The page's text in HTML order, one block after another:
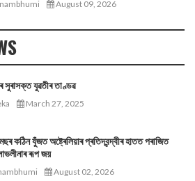
August 09, 2026
সুৰাসক্ত যুৱতীৰ তাণ্ডৱ
March 27, 2025
কঠিন যুঁজত অষ্ট্ৰেলিয়াৰ প্ৰতিদ্বন্দ্বীৰ হাতত পৰাজিত
ৰূপ জয়
August 02, 2026